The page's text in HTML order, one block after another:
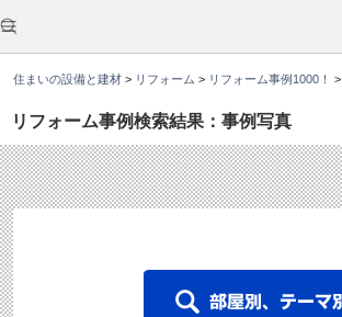
住まいの設備と建材 > リフォーム > リフォーム事例1000！ >
リフォーム事例検索結果：事例写真
こ
か
ら
文
す